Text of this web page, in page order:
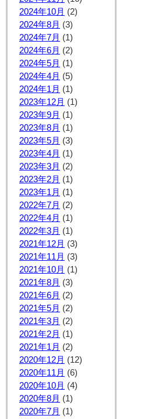
2024年10月 (2)
2024年8月 (3)
2024年7月 (1)
2024年6月 (2)
2024年5月 (1)
2024年4月 (5)
2024年1月 (1)
2023年12月 (1)
2023年9月 (1)
2023年8月 (1)
2023年5月 (3)
2023年4月 (1)
2023年3月 (2)
2023年2月 (1)
2023年1月 (1)
2022年7月 (2)
2022年4月 (1)
2022年3月 (1)
2021年12月 (3)
2021年11月 (3)
2021年10月 (1)
2021年8月 (3)
2021年6月 (2)
2021年5月 (2)
2021年3月 (2)
2021年2月 (1)
2021年1月 (2)
2020年12月 (12)
2020年11月 (6)
2020年10月 (4)
2020年8月 (1)
2020年7月 (1)